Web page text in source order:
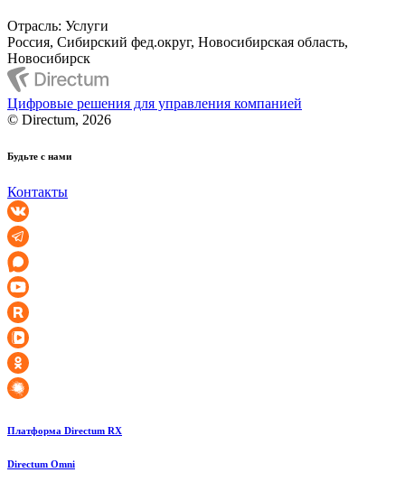
Отрасль: Услуги
Россия, Сибирский фед.округ, Новосибирская область,
Новосибирск
Цифровые решения для управления компанией
© Directum, 2026
Будьте с нами
Контакты
Платформа Directum RX
Directum Omni